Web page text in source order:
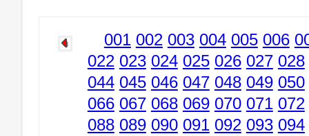
001 002 003 004 005 006
022 023 024 025 026 027 028
044 045 046 047 048 049 050
066 067 068 069 070 071 072
088 089 090 091 092 093 094